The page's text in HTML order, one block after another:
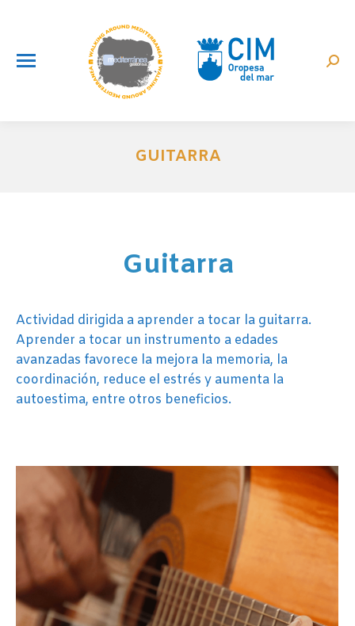
GUITARRA
Guitarra
Actividad dirigida a aprender a tocar la guitarra.
Aprender a tocar un instrumento a edades
avanzadas favorece la mejora la memoria, la
coordinación, reduce el estrés y aumenta la
autoestima, entre otros beneficios.